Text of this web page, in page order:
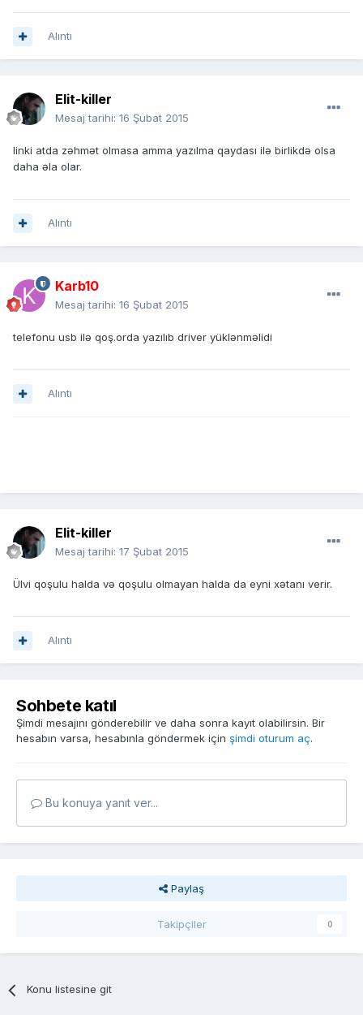
Alıntı
Elit-killer
Mesaj tarihi: 16 Şubat 2015
linki atda zəhmət olmasa amma yazılma qaydası ilə birlikdə olsa
daha əla olar.
Alıntı
Karb10
Mesaj tarihi: 16 Şubat 2015
telefonu usb ilə qoş.orda yazılıb driver yüklənməlidi
Alıntı
Elit-killer
Mesaj tarihi: 17 Şubat 2015
Ülvi qoşulu halda və qoşulu olmayan halda da eyni xətanı verir.
Alıntı
Sohbete katıl
Şimdi mesajını gönderebilir ve daha sonra kayıt olabilirsin. Bir
hesabın varsa, hesabınla göndermek için şimdi oturum aç.
Bu konuya yanıt ver...
Paylaş
Takipçiler 0
Konu listesine git